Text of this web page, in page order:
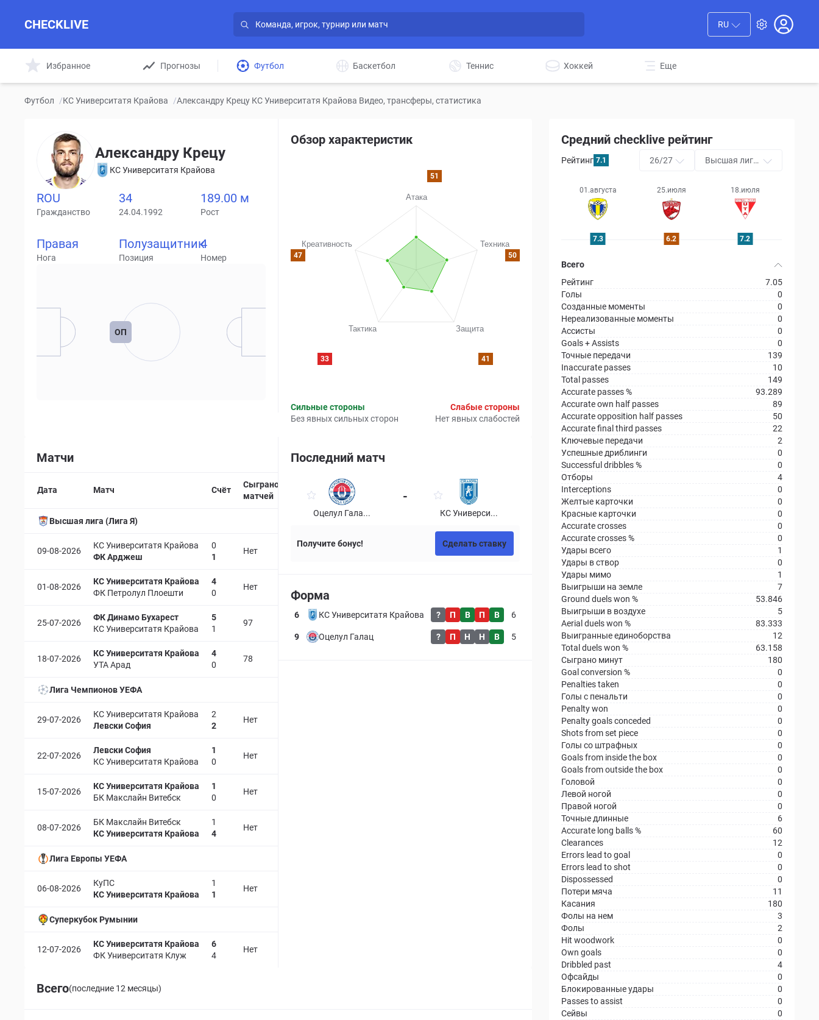
CHECKLIVE RU
Избранное Прогнозы Футбол Баскетбол Теннис Хоккей Еще
Футбол /КС Университатя Крайова /Александру Крецу КС Университатя Крайова Видео, трансферы, статистика
Александру Крецу
КС Университатя Крайова
ROU
Гражданство
34
24.04.1992
189.00 м
Рост
Правая
Нога
Полузащитник
Позиция
4
Номер
ОП
Обзор характеристик
51
47 50
33 41
Сильные стороны
Без явных сильных сторон
Слабые стороны
Нет явных слабостей
Матчи
Страница матча
Дата
Матч Счёт
Сыграно
матчей
Рейтинг
Высшая лига (Лига Я)
09-08-2026
КС Университатя Крайова
ФК Арджеш
0
1
Нет
01-08-2026
КС Университатя Крайова
ФК Петролул Плоешти
4
0
Нет
25-07-2026
ФК Динамо Бухарест
КС Университатя Крайова
5
1
97
18-07-2026
КС Университатя Крайова
УТА Арад
4
0
78
Лига Чемпионов УЕФА
29-07-2026
КС Университатя Крайова
Левски София
2
2
Нет
22-07-2026
Левски София
КС Университатя Крайова
1
0
Нет
15-07-2026
КС Университатя Крайова
БК Макслайн Витебск
1
0
Нет
08-07-2026
БК Макслайн Витебск
КС Университатя Крайова
1
4
Нет
Лига Европы УЕФА
06-08-2026
КуПС
КС Университатя Крайова
1
1
Нет
Суперкубок Румынии
12-07-2026
КС Университатя Крайова
ФК Университатя Клуж
6
4
Нет
Последний матч
Оцелул Гала...
-
КС Универси...
Получите бонус! Сделать ставку
Форма
6 КС Университатя Крайова ? П В П В 6
9 Оцелул Галац ? П Н Н В 5
Всего(последние 12 месяцы)
Средний checklive рейтинг
Рейтинг 7.1 26/27
Высшая лига
01.августа 25.июля 18.июля
7.3 6.2 7.2
Всего
Рейтинг
7.05
Голы
0
Созданные моменты
0
Нереализованные моменты
0
Ассисты
0
Goals + Assists
0
Точные передачи
139
Inaccurate passes
10
Total passes
149
Accurate passes %
93.289
Accurate own half passes
89
Accurate opposition half passes
50
Accurate final third passes
22
Ключевые передачи
2
Успешные дриблинги
0
Successful dribbles %
0
Отборы
4
Interceptions
0
Желтые карточки
0
Красные карточки
0
Accurate crosses
0
Accurate crosses %
0
Удары всего
1
Удары в створ
0
Удары мимо
1
Выигрыши на земле
7
Ground duels won %
53.846
Выигрыши в воздухе
5
Aerial duels won %
83.333
Выигранные единоборства
12
Total duels won %
63.158
Сыграно минут
180
Goal conversion %
0
Penalties taken
0
Голы с пенальти
0
Penalty won
0
Penalty goals conceded
0
Shots from set piece
0
Голы со штрафных
0
Goals from inside the box
0
Goals from outside the box
0
Головой
0
Левой ногой
0
Правой ногой
0
Точные длинные
6
Accurate long balls %
60
Clearances
12
Errors lead to goal
0
Errors lead to shot
0
Dispossessed
0
Потери мяча
11
Касания
180
Фолы на нем
3
Фолы
2
Hit woodwork
0
Own goals
0
Dribbled past
4
Офсайды
0
Блокированные удары
0
Passes to assist
0
Сейвы
0